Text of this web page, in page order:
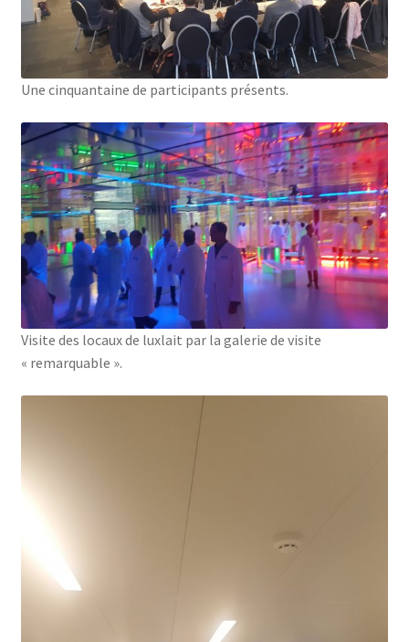
Stages catalogue
Une cinquantaine de participants présents.
Visite des locaux de luxlait par la galerie de visite
« remarquable ».